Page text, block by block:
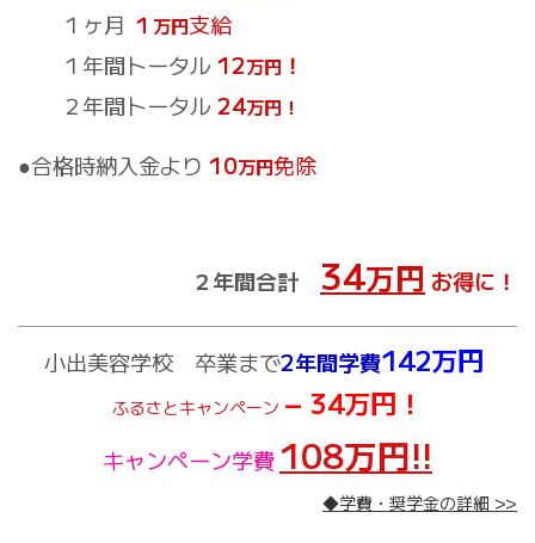
１ヶ月 １ 万円支給
１年間トータル 12万円 ！
２年間トータル 24万円！
●合格時納入金より 10万円免除
２年間合計 34万円 お得に！
小出美容学校 卒業まで2年間学費142万円
ふるさとキャンペーン − 34万円！
キャンペーン学費108万円!!
◆学費・奨学金の詳細 >>